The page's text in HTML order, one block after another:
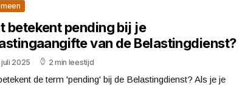
betekent pending bij je
van de Belastingdienst?
2025 2 min leestijd
de term 'pending' bij de Belastingdienst? Als je je